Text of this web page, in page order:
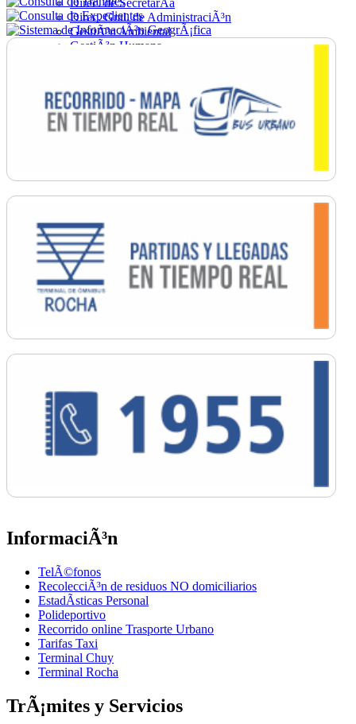
Direc. de SecretarÃ­a
Direc. Gral. de AdministraciÃ³n
GestiÃ³n Ambiental
GestiÃ³n Humana
Ordenamiento
PromociÃ³n Social
Salud
SecretarÃ­a General
InformaciÃ³n
TelÃ©fonos
RecolecciÃ³n de residuos NO domiciliarios
EstadÃ­sticas Personal
Polideportivo
Recorrido online Trasporte Urbano
Tarifas Taxi
Terminal Chuy
Terminal Rocha
TrÃ¡mites y Servicios